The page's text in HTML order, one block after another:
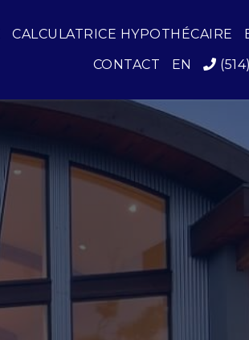
CALCULATRICE HYPOTHÉCAIRE
CONTACT
EN